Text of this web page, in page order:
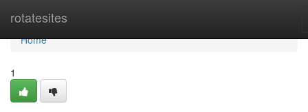
rotatesites
Home
Home
1